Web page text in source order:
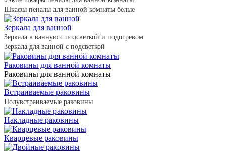
Шкафы пеналы для ванной комнаты белые
Зеркала для ванной
Зеркала в ванную с подсветкой и подогревом
Зеркала для ванной с подсветкой
Раковины для ванной комнаты
Раковины для ванной комнаты
Встраиваемые раковины
Полувстраиваемые раковины
Накладные раковины
Кварцевые раковины